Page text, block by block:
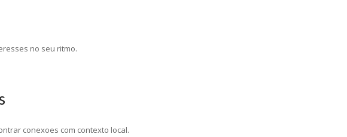
no seu ritmo.
conexoes com contexto local.